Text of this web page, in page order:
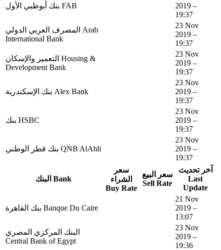
بنك أبوظبي اﻷول FAB
2019 –
19:37
المصرف العربي الدولي Arab
International Bank
23 Nov
2019 –
19:37
التعمير والإسكان Housing &
Development Bank
23 Nov
2019 –
19:37
بنك الإسكندرية Alex Bank
23 Nov
2019 –
19:37
بنك HSBC
23 Nov
2019 –
19:37
بنك قطر الوطني QNB AlAhli
23 Nov
2019 –
19:37
البنك Bank
سعر
الشراء
Buy Rate
سعر البيع
Sell Rate
آخر تحديث
Last
Update
بنك القاهرة Banque Du Caire
21 Nov
2019 –
13:07
البنك المركزي المصري
Central Bank of Egypt
23 Nov
2019 –
19:36